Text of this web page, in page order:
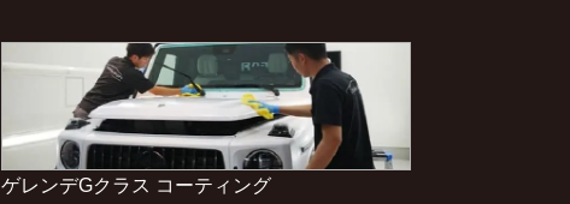
ゲレンデGクラス コーティング